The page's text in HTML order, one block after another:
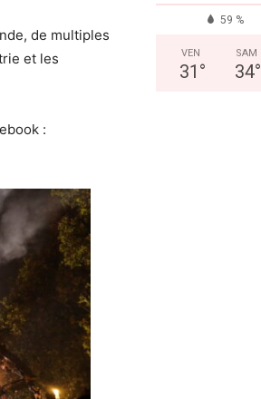
de multiples
et les
:
59 %
VEN
31 °
SAM
34°